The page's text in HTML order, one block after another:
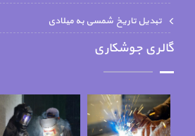
تبدیل تاریخ شمسی به میلادی
گالری جوشکاری